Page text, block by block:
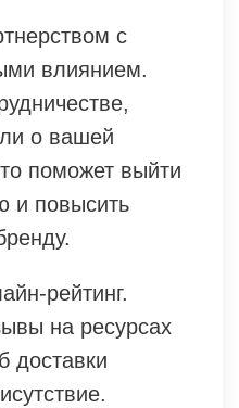
с
влиянием.
о вашей
поможет выйти
и повысить
рейтинг.
на ресурсах
доставки